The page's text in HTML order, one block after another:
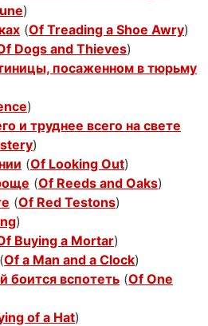
)
(Of Treading a Shoe Awry)
Dogs and Thieves)
посаженном в тюрьму
)
и труднее всего на свете
)
(Of Looking Out)
(Of Reeds and Oaks)
(Of Red Testons)
)
Buying a Mortar)
(Of a Man and a Clock)
боится вспотеть (Of One
of a Hat)